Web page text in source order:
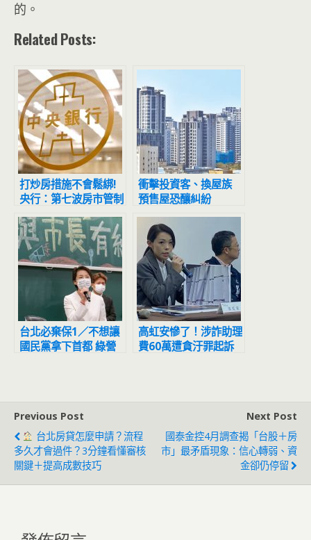
的。
Related Posts:
打炒房措施不會鬆綁!
央行：第七波房市管制
已達四目的 憂心兩數
據仍偏高
衝擊投資客、換屋族
預售屋恐釀糾紛
台北必棄保1／不想讓
國民黨拿下首都 綠營
高虹安慘了！涉詐助理
費60萬遭貪汙罪起訴
Previous Post
台北房貸怎麼申請？流程
多久才會過件？3分鐘看懂審核
關鍵＋提高成數技巧
Next Post
國泰金控4月調查揭「台股＋房
市」最矛盾現象：信心轉弱、資
金卻仍停留